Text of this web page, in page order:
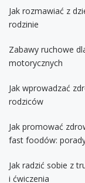
Jak rozmawiać z
rodzinie
Zabawy ruchowe
motorycznych
Jak wprowadzać
rodziców
Jak promować
fast foodów:
Jak radzić sobie z
i ćwiczenia